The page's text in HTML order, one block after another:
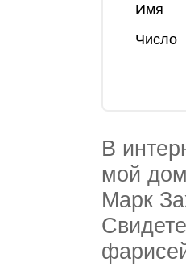
Имя
Число
В
мой
Марк